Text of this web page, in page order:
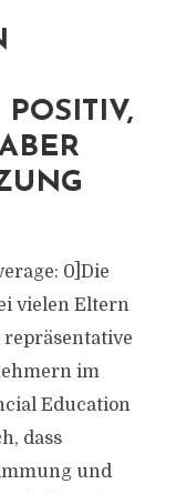
POSITIV,
0]Die
vielen Eltern
im
Education
dass
und